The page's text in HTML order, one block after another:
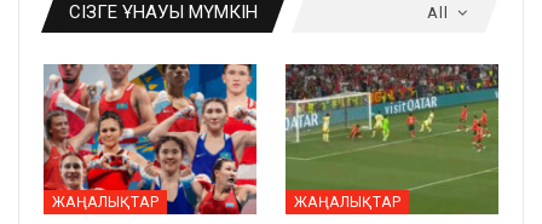
All
СІЗГЕ ҰНАУЫ МҮМКІН
ЖАҢАЛЫҚТАР ЖАҢАЛЫҚТАР